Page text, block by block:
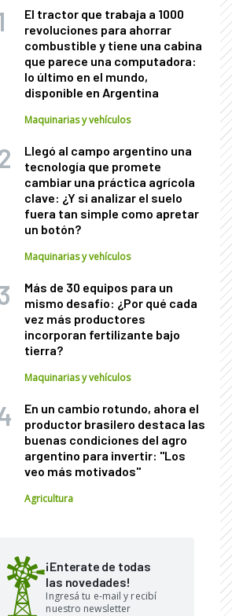
El tractor que trabaja a 1000
revoluciones para ahorrar
combustible y tiene una cabina
que parece una computadora:
lo último en el mundo,
disponible en Argentina
Maquinarias y vehículos
Llegó al campo argentino una
tecnología que promete
cambiar una práctica agrícola
clave: ¿Y si analizar el suelo
fuera tan simple como apretar
un botón?
Maquinarias y vehículos
Más de 30 equipos para un
mismo desafío: ¿Por qué cada
vez más productores
incorporan fertilizante bajo
tierra?
Maquinarias y vehículos
En un cambio rotundo, ahora el
productor brasilero destaca las
buenas condiciones del agro
argentino para invertir: "Los
veo más motivados"
Agricultura
¡Enterate de todas
las novedades!
Ingresá tu e-mail y recibí
nuestro newsletter